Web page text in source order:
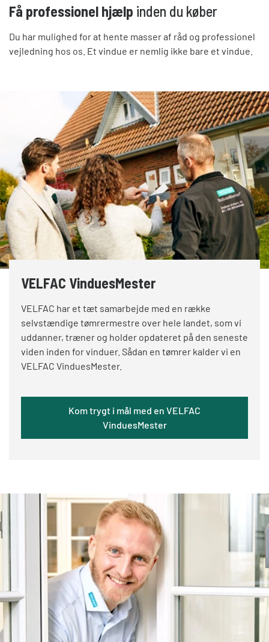
Få professionel hjælp inden du køber
Du har mulighed for at hente masser af råd og professionel
vejledning hos os. Et vindue er nemlig ikke bare et vindue.
VELFAC VinduesMester
VELFAC har et tæt samarbejde med en række
selvstændige tømrermestre over hele landet, som vi
uddanner, træner og holder opdateret på den seneste
viden inden for vinduer. Sådan en tømrer kalder vi en
VELFAC VinduesMester.
Kom trygt i mål med en VELFAC
VinduesMester